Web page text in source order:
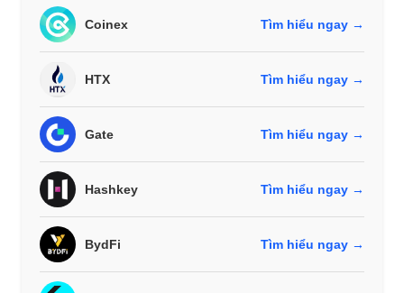
Coinex Tìm hiểu ngay →
HTX Tìm hiểu ngay →
Gate Tìm hiểu ngay →
Hashkey Tìm hiểu ngay →
BydFi Tìm hiểu ngay →